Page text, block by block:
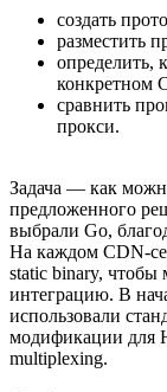
создать
разместить
определить,
конкретном
сравнить
прокси.
Задача — как
предложенного
выбрали Go,
На каждом CDN-
static binary, чтобы
интеграцию. В
использовали
модификации для
multiplexing.